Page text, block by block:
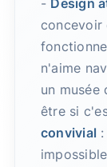
- Design
concevoir
n'aime
un
être si
convivial